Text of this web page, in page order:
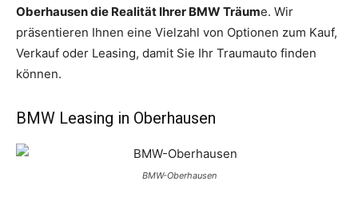
Oberhausen die Realität Ihrer BMW Träume. Wir
präsentieren Ihnen eine Vielzahl von Optionen zum Kauf,
Verkauf oder Leasing, damit Sie Ihr Traumauto finden
können.
BMW Leasing in Oberhausen
BMW-Oberhausen